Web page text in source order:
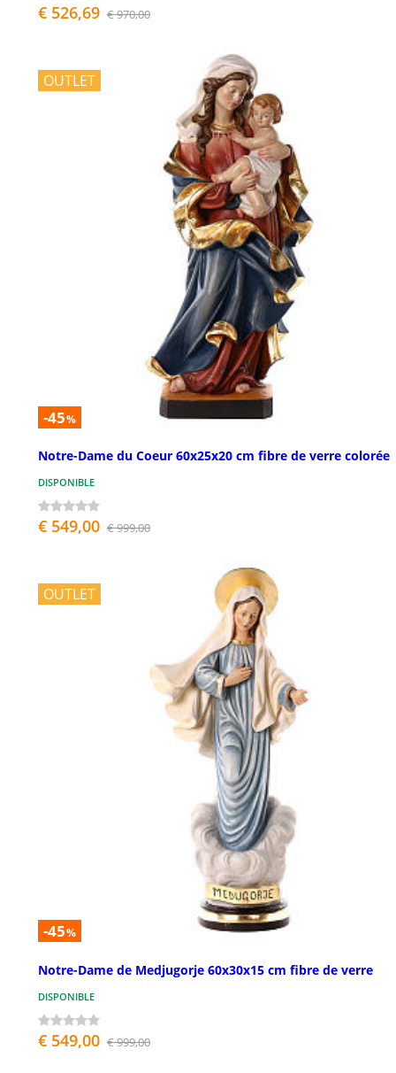
€ 526,69 € 970,00
OUTLET
-45%
Notre-Dame du Coeur 60x25x20 cm fibre de verre colorée
DISPONIBLE
€ 549,00 € 999,00
OUTLET
-45%
Notre-Dame de Medjugorje 60x30x15 cm fibre de verre
DISPONIBLE
€ 549,00 € 999,00